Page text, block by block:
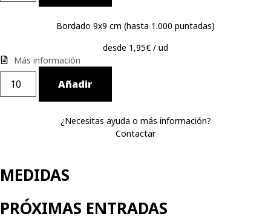
Bordado 9x9 cm (hasta 1.000 puntadas)
desde 1,95€ / ud
Más información
Añadir
¿Necesitas ayuda o más información?
Contactar
MEDIDAS
PRÓXIMAS ENTRADAS